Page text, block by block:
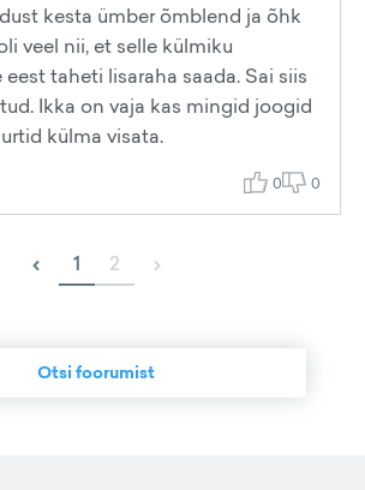
kesta ümber õmblend ja õhk
veel nii, et selle külmiku
taheti lisaraha saada. Sai siis
Ikka on vaja kas mingid joogid
külma visata.
0 0
‹ 1 2 ›
Otsi foorumist